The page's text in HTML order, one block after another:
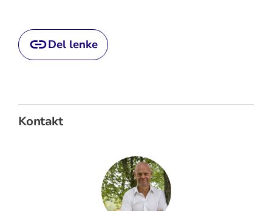
Del lenke
Kontakt